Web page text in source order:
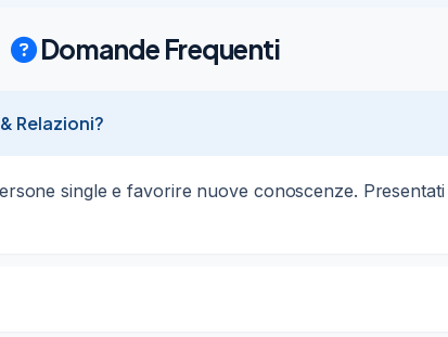
Domande Frequenti
Relazioni?
single e favorire nuove conoscenze.